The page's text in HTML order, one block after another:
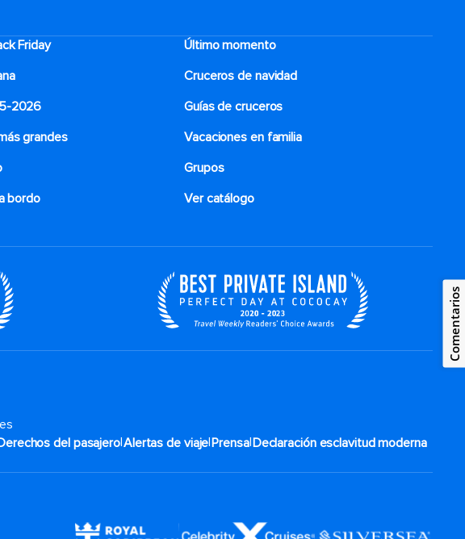
Friday
Último momento
Cruceros de navidad
2026
Guías de cruceros
grandes
Vacaciones en familia
Grupos
bordo
Ver catálogo
del pasajero|Alertas de viaje|Prensa|Declaración esclavitud moderna
Comentarios